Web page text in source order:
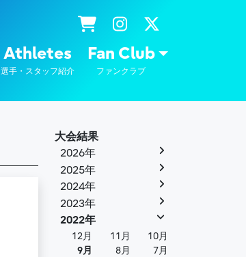
Athletes
選手・スタッフ紹介
Fan Club
ファンクラブ
大会結果
2026年
2025年
2024年
2023年
2022年
12月 11月
10月
9月
8月
7月